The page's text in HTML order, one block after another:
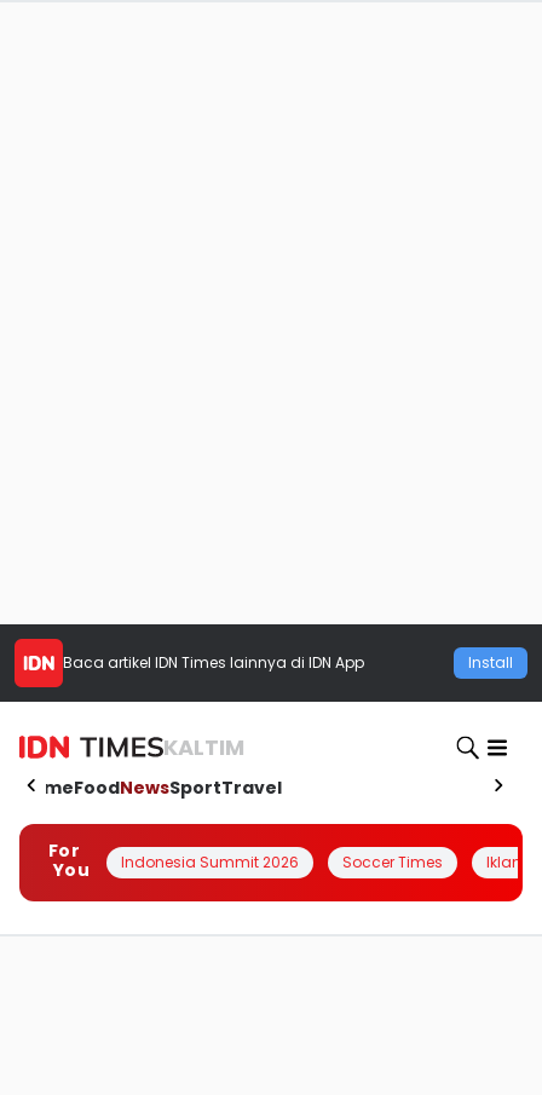
Baca artikel IDN Times lainnya di IDN App Install
KALTIM
HomeFoodNewsSportTravel
For
You
Indonesia Summit 2026 Soccer Times Iklanin